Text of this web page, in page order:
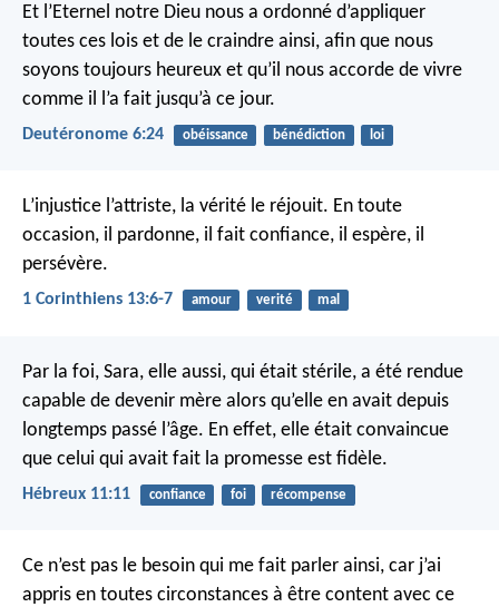
Et l’Eternel notre Dieu nous a ordonné d’appliquer
toutes ces lois et de le craindre ainsi, afin que nous
soyons toujours heureux et qu’il nous accorde de vivre
comme il l’a fait jusqu’à ce jour.
Deutéronome 6:24 obéissance bénédiction loi
L’injustice l’attriste, la vérité le réjouit. En toute
occasion, il pardonne, il fait confiance, il espère, il
persévère.
1 Corinthiens 13:6-7 amour verité mal
Par la foi, Sara, elle aussi, qui était stérile, a été rendue
capable de devenir mère alors qu’elle en avait depuis
longtemps passé l’âge. En effet, elle était convaincue
que celui qui avait fait la promesse est fidèle.
Hébreux 11:11 confiance foi récompense
Ce n’est pas le besoin qui me fait parler ainsi, car j’ai
appris en toutes circonstances à être content avec ce